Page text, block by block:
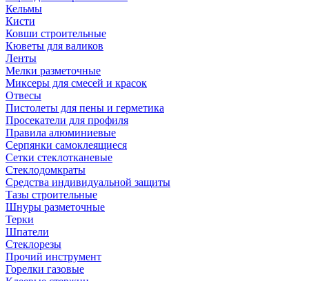
Кельмы
Кисти
Ковши строительные
Кюветы для валиков
Ленты
Мелки разметочные
Миксеры для смесей и красок
Отвесы
Пистолеты для пены и герметика
Просекатели для профиля
Правила алюминиевые
Серпянки самоклеящиеся
Сетки стеклотканевые
Стеклодомкраты
Средства индивидуальной защиты
Тазы строительные
Шнуры разметочные
Терки
Шпатели
Стеклорезы
Прочий инструмент
Горелки газовые